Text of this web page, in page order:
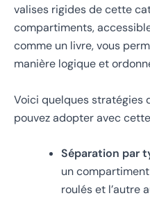
valises rigides de cette
compartiments,
comme un livre, vous
manière logique et
Voici quelques stratégies
pouvez adopter avec
Séparation par
un
roulés et l’autre